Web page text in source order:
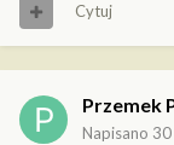
Cytuj
Przemek
Napisano